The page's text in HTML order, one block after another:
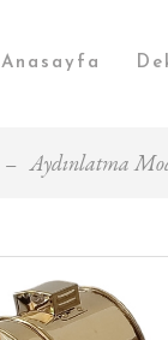
Anasayfa
Aydınlatma